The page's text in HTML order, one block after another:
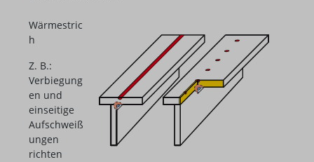
Wärmestric
h
Z. B.:
Verbiegung
en und
einseitige
Aufschweiß
ungen
richten